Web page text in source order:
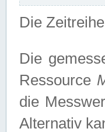
Die
Die
Ressource
die
Alternativ